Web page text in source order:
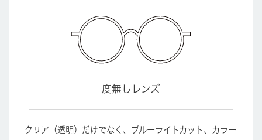
度無しレンズ
クリア（透明）だけでなく、ブルーライトカット、カラー